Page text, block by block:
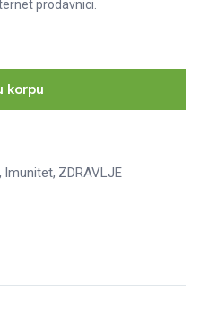
prodavnici.
korpu
Imunitet ZDRAVLJE